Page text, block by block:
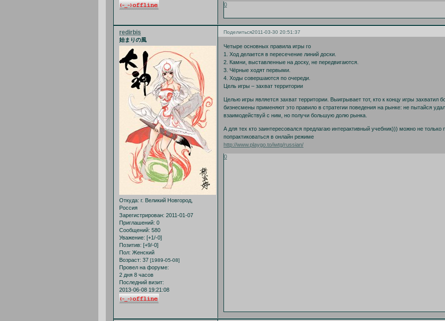
0
Поделиться2011-03-30 20:51:37
redirbis
始まりの風
Откуда: г. Великий Новгород,
Россия
Зарегистрирован: 2011-01-07
Приглашений: 0
Сообщений: 580
Уважение: [+1/-0]
Позитив: [+9/-0]
Пол: Женский
Возраст: 37 [1989-05-08]
Провел на форуме:
2 дня 8 часов
Последний визит:
2013-06-08 19:21:08
Четыре основных правила игры го
1. Ход делается в пересечение линий доски.
2. Камни, выставленные на доску, не передвигаются.
3. Чёрные ходят первыми.
4. Ходы совершаются по очереди.
Цель игры – захват территории
Целью игры является захват территории. Выигрывает тот, кто к концу игры захватил
бизнесмены применяют это правило в стратегии поведения на рынке: не пытайся
взаимодействуй с ним, но получи большую долю рынка.
А для тех кто заинтересовался предлагаю интерактивный учебник))) можно не только
попрактиковаться в онлайн режиме
http://www.playgo.to/iwtg/russian/
0